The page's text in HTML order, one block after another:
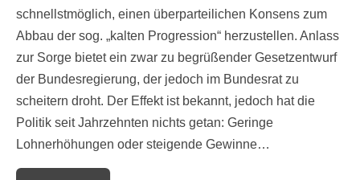
schnellstmöglich, einen überparteilichen Konsens zum
Abbau der sog. „kalten Progression“ herzustellen. Anlass
zur Sorge bietet ein zwar zu begrüßender Gesetzentwurf
der Bundesregierung, der jedoch im Bundesrat zu
scheitern droht. Der Effekt ist bekannt, jedoch hat die
Politik seit Jahrzehnten nichts getan: Geringe
Lohnerhöhungen oder steigende Gewinne…